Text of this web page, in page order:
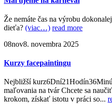
Že nemáte čas na výrobu
dieťa? (viac…) read more
08nov8. novembra 2025
Kurzy facepaintingu
Nejbližší
maľovania na tvár Chcete sa
krokom, získať istotu v práci so...